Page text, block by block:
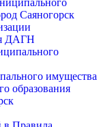
Саяногорск
ДАГН
имущества
образования